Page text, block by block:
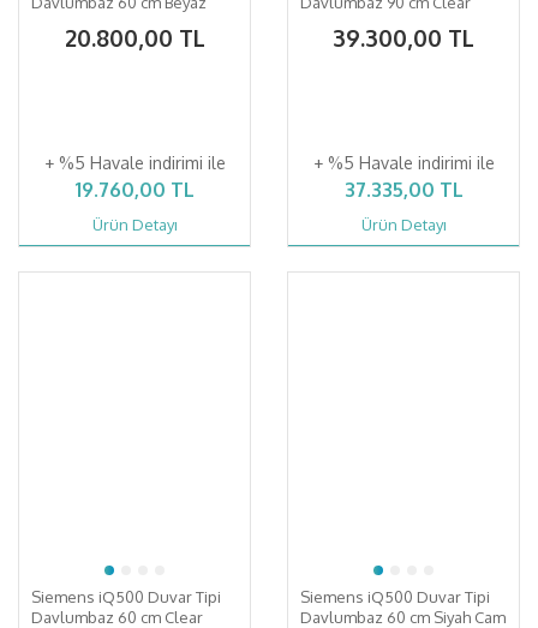
20.800,00 TL
+ %5 Havale indirimi ile
19.760,00 TL
Ürün Detayı
39.300,00 TL
+ %5 Havale indirimi ile
37.335,00 TL
Ürün Detayı
Siemens iQ500 Duvar Tipi
Davlumbaz 60 cm Clear
Siemens iQ500 Duvar Tipi
Davlumbaz 60 cm Siyah Cam